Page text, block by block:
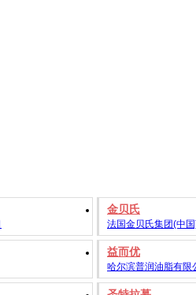
金贝氏
法国金贝氏集团(中
益而优
哈尔滨普润油脂有限